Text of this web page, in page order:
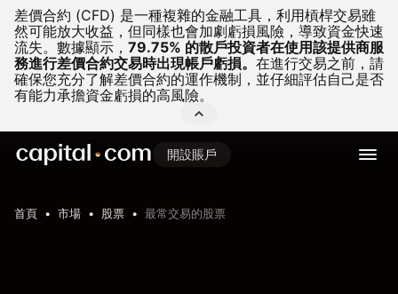
差價合約 (CFD) 是一種複雜的金融工具，利用槓桿交易雖
然可能放大收益，但同樣也會加劇虧損風險，導致資金快速
流失。 數據顯示， 79.75% 的散戶投資者在使用該提供商服
務進行差價合約交易時出現帳戶虧損。 在進行交易之前，請
確保您充分了解差價合約的運作機制，並仔細評估自己是否
有能力承擔資金虧損的高風險。
開設賬戶
首頁 市場 股票 最常交易的股票